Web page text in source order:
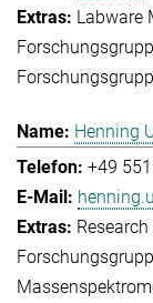
Labware
Henning
+49